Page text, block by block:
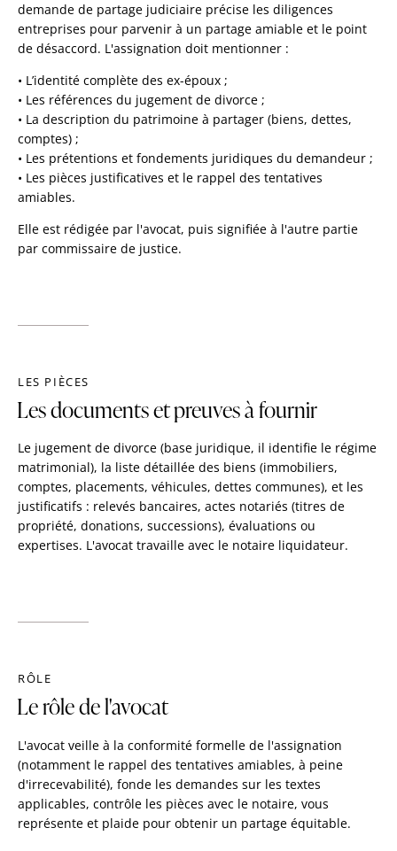
demande de partage judiciaire précise les diligences
entreprises pour parvenir à un partage amiable et le point
de désaccord. L'assignation doit mentionner :
• L’identité complète des ex-époux ;
• Les références du jugement de divorce ;
• La description du patrimoine à partager (biens, dettes,
comptes) ;
• Les prétentions et fondements juridiques du demandeur ;
• Les pièces justificatives et le rappel des tentatives
amiables.
Elle est rédigée par l'avocat, puis signifiée à l'autre partie
par commissaire de justice.
LES PIÈCES
Les documents et preuves à fournir
Le jugement de divorce (base juridique, il identifie le régime
matrimonial), la liste détaillée des biens (immobiliers,
comptes, placements, véhicules, dettes communes), et les
justificatifs : relevés bancaires, actes notariés (titres de
propriété, donations, successions), évaluations ou
expertises. L'avocat travaille avec le notaire liquidateur.
RÔLE
Le rôle de l'avocat
L'avocat veille à la conformité formelle de l'assignation
(notamment le rappel des tentatives amiables, à peine
d'irrecevabilité), fonde les demandes sur les textes
applicables, contrôle les pièces avec le notaire, vous
représente et plaide pour obtenir un partage équitable.